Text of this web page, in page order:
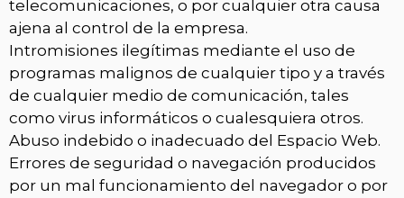
telecomunicaciones, o por cualquier otra causa
ajena al control de la empresa.
Intromisiones ilegítimas mediante el uso de
programas malignos de cualquier tipo y a través
de cualquier medio de comunicación, tales
como virus informáticos o cualesquiera otros.
Abuso indebido o inadecuado del Espacio Web.
Errores de seguridad o navegación producidos
por un mal funcionamiento del navegador o por